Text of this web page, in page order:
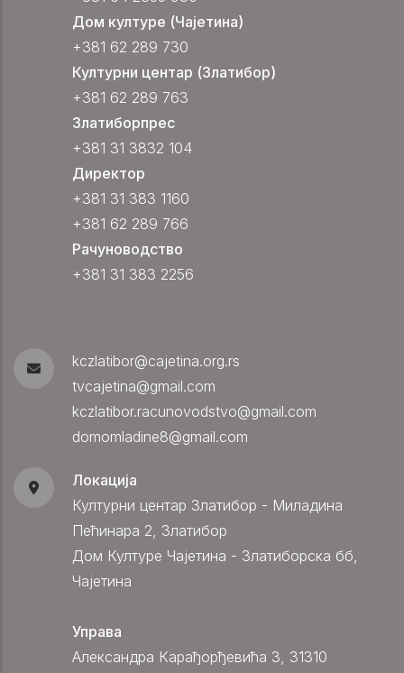
Дом културе (Чајетина)
+381 62 289 730
Културни центар (Златибор)
+381 62 289 763
Златиборпрес
+381 31 3832 104
Директор
+381 31 383 1160
+381 62 289 766
Рачуноводство
+381 31 383 2256
kczlatibor@cajetina.org.rs
tvcajetina@gmail.com
kczlatibor.racunovodstvo@gmail.com
domomladine8@gmail.com
Локација
Културни центар Златибор - Миладина
Пећинара 2, Златибор
Дом Културе Чајетина - Златиборска бб,
Чајетина
Управа
Александра Карађорђевића 3, 31310